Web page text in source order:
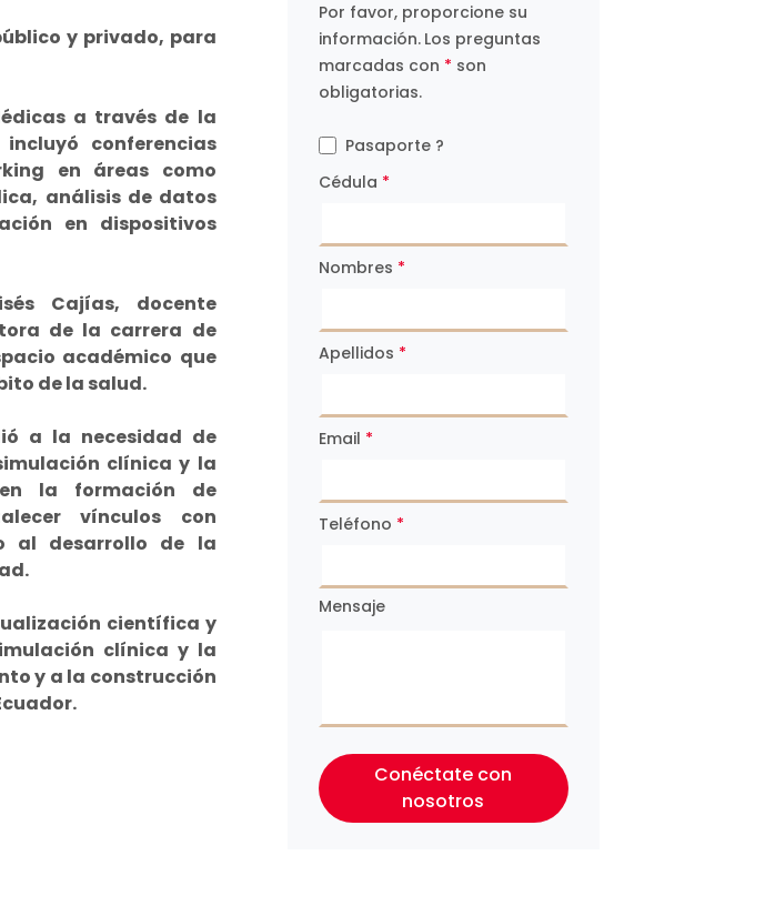
y privado, para
a través de la
conferencias
en áreas como
análisis de datos
en dispositivos
Cajías, docente
de la carrera de
académico que
de la salud.
a la necesidad de
clínica y la
la formación de
vínculos con
al desarrollo de la
científica y
clínica y la
y a la construcción
Por favor, proporcione su
información. Los preguntas
marcadas con * son
obligatorias.
Pasaporte ?
Cédula *
Nombres *
Apellidos *
Email *
Teléfono *
Mensaje
Conéctate con
nosotros